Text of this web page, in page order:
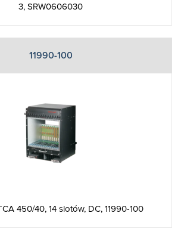
3, SRW0606030
11990-100
450/40, 14 slotów, DC, 11990-100